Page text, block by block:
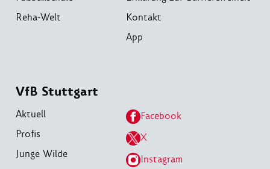
Reha-Welt
Kontakt
App
VfB Stuttgart
Aktuell
Profis
Junge Wilde
Facebook
X
Instagram